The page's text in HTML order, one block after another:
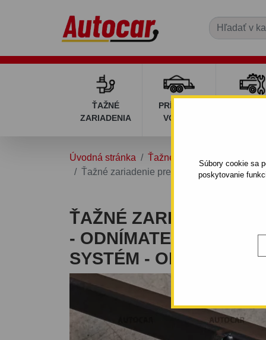
Súbory cookie sa
poskytovanie
ŤAŽNÉ
ZARIADENIA
PRÍVESNÉ
VOZÍKY
Úvodná stránka Ťažné zariadenia
Ťažné zariadenie pre Volvo S 60 -
ŤAŽNÉ ZARIADENIE
- ODNÍMATEĽNÝ
SYSTÉM - OD 2000 DO